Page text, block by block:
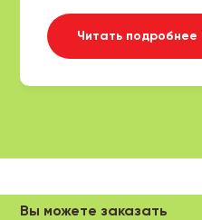
Читать подробнее
Вы можете заказать